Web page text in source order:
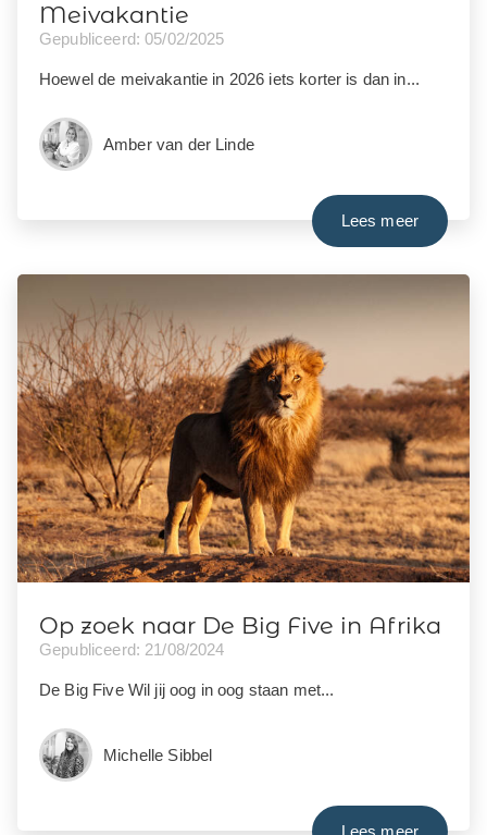
Meivakantie
Gepubliceerd: 05/02/2025
Hoewel de meivakantie in 2026 iets korter is dan in...
Amber van der Linde
Lees meer
Op zoek naar De Big Five in Afrika
Gepubliceerd: 21/08/2024
De Big Five Wil jij oog in oog staan met...
Michelle Sibbel
Lees meer